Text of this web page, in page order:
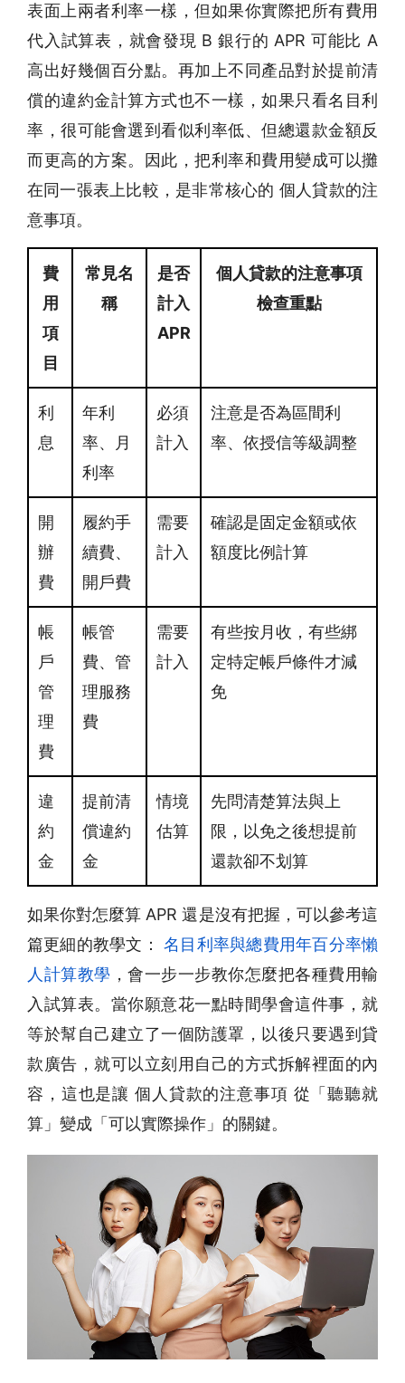
表面上兩者利率一樣，但如果你實際把所有費用
代入試算表，就會發現 B 銀行的 APR 可能比 A
高出好幾個百分點。再加上不同產品對於提前清
償的違約金計算方式也不一樣，如果只看名目利
率，很可能會選到看似利率低、但總還款金額反
而更高的方案。因此，把利率和費用變成可以攤
在同一張表上比較，是非常核心的 個人貸款的注
意事項。
費
用
項
目
常見名
稱
是否
計入
APR
個人貸款的注意事項
檢查重點
利
息
年利
率、月
利率
必須
計入
注意是否為區間利
率、依授信等級調整
開
辦
費
履約手
續費、
開戶費
需要
計入
確認是固定金額或依
額度比例計算
帳
戶
管
理
費
帳管
費、管
理服務
費
需要
計入
有些按月收，有些綁
定特定帳戶條件才減
免
違
約
金
提前清
償違約
金
情境
估算
先問清楚算法與上
限，以免之後想提前
還款卻不划算
如果你對怎麼算 APR 還是沒有把握，可以參考這
篇更細的教學文：
名目利率與總費用年百分率懶
人計算教學 ，會一步一步教你怎麼把各種費用輸
入試算表。當你願意花一點時間學會這件事，就
等於幫自己建立了一個防護罩，以後只要遇到貸
款廣告，就可以立刻用自己的方式拆解裡面的內
容，這也是讓 個人貸款的注意事項 從「聽聽就
算」變成「可以實際操作」的關鍵。